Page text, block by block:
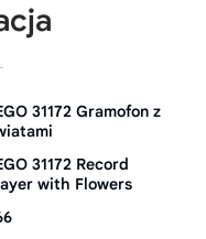
31172 Gramofon z
31172 Record
with Flowers